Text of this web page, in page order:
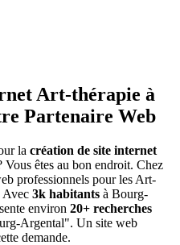
Art-thérapie à
Partenaire Web
la création de site internet
Vous êtes au bon endroit. Chez
professionnels pour les Art-
Avec 3k habitants à Bourg-
environ 20+ recherches
Argental". Un site web
demande.